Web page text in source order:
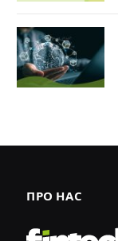
ПРО НАС